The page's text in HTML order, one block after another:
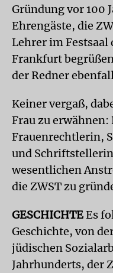
Gründung vor 100
Ehrengäste, die
Lehrer im Festsaal
Frankfurt
der Redner
Keiner vergaß,
Frau zu
Frauenrechtlerin,
und
wesentlichen
die ZWST zu
GESCHICHTEEs
Geschichte, von
jüdischen
Jahrhunderts, der